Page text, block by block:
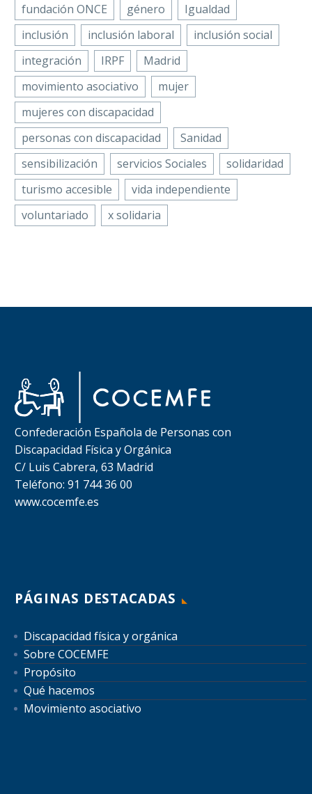
fundación ONCE
género
Igualdad
inclusión
inclusión laboral
inclusión social
integración
IRPF
Madrid
movimiento asociativo
mujer
mujeres con discapacidad
personas con discapacidad
Sanidad
sensibilización
servicios Sociales
solidaridad
turismo accesible
vida independiente
voluntariado
x solidaria
Confederación Española de Personas con
Discapacidad Física y Orgánica
C/ Luis Cabrera, 63 Madrid
Teléfono: 91 744 36 00
www.cocemfe.es
PÁGINAS DESTACADAS
Discapacidad física y orgánica
Sobre COCEMFE
Propósito
Qué hacemos
Movimiento asociativo